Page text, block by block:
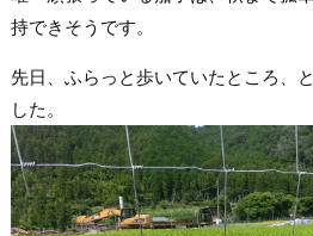
持できそうです。
先日、ふらっと歩いていたところ、
した。